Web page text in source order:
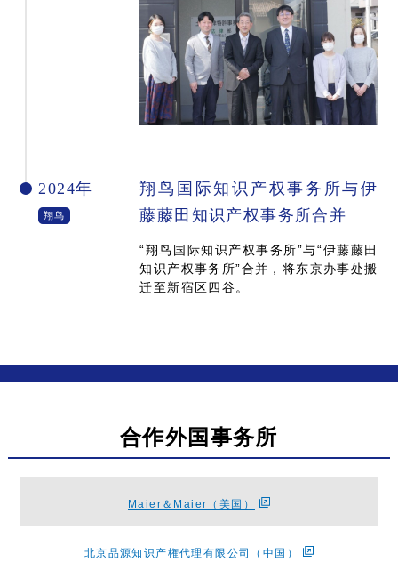
2024年
翔鸟
翔鸟国际知识产权事务所与伊
藤藤田知识产权事务所合并
“翔鸟国际知识产权事务所”与“伊藤藤田
知识产权事务所”合并，将东京办事处搬
迁至新宿区四谷。
合作外国事务所
Maier＆Maier（美国）
北京品源知识产権代理有限公司（中国）